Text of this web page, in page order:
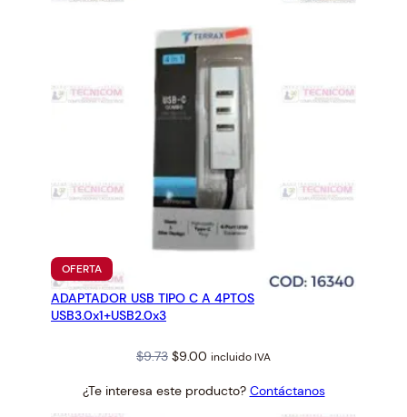
OFERTAPRODUCTO
EN
OFERTA
ADAPTADOR USB TIPO C A 4PTOS
USB3.0x1+USB2.0x3
$9.73 Original
was:
$9.00 Current
is:
incluido IVA
¿Te interesa este producto? Contáctanos